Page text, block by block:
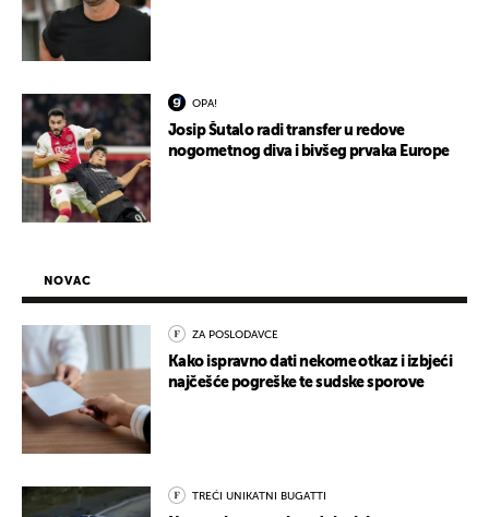
OPA!
Josip Šutalo radi transfer u redove
nogometnog diva i bivšeg prvaka Europe
NOVAC
ZA POSLODAVCE
Kako ispravno dati nekome otkaz i izbjeći
najčešće pogreške te sudske sporove
TREĆI UNIKATNI BUGATTI